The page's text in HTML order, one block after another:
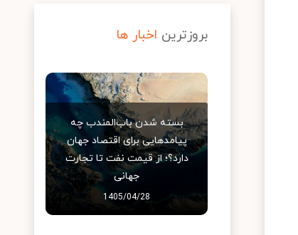
بروزترین اخبار ها
بسته شدن باب‌المندب چه
پیامدهایی برای اقتصاد جهان
دارد؟؛ از قیمت نفت تا تجارت
جهانی
1405/04/28